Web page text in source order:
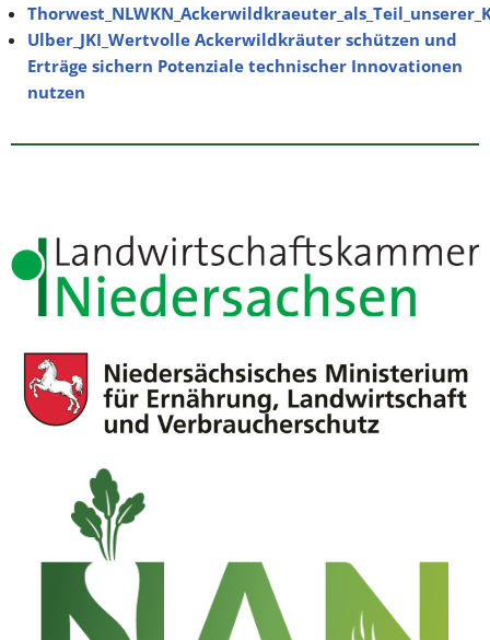
Ulber_JKI_Wertvolle Ackerwildkräuter schützen und
Erträge sichern Potenziale technischer Innovationen
nutzen